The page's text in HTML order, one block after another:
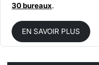
30 bureaux.
EN SAVOIR PLUS